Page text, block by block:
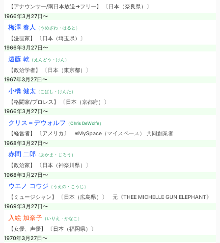
【アナウンサー/南日本放送→フリー】 〔日本（奈良県）〕
1966年3月27日〜
梅澤 春人 （うめざわ・はると）
【漫画家】 〔日本（埼玉県）〕
1966年3月27日〜
遠藤 乾（えんどう・けん）
【政治学者】 〔日本（東京都）〕
1967年3月27日〜
小橋 健太（こばし・けんた）
【格闘家/プロレス】 〔日本（京都府）〕
1966年3月27日〜
クリス＝デウォルフ （Chris DeWolfe）
【経営者】 〔アメリカ〕 ※MySpace（マイスペース） 共同創業者
1968年3月27日〜
赤間 二郎（あかま・じろう）
【政治家】 〔日本（神奈川県）〕
1968年3月27日〜
ウエノ コウジ （うえの・こうじ）
【ミュージシャン】 〔日本（広島県）〕 元《THEE MICHELLE GUN ELEPHANT》
1969年3月27日〜
入絵 加奈子（いりえ・かなこ）
【女優、声優】 〔日本（福岡県）〕
1970年3月27日〜